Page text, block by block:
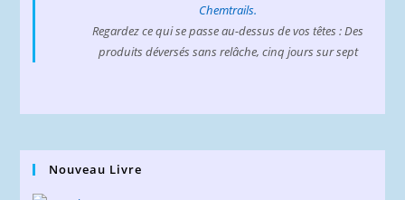
Chemtrails.
Regardez ce qui se passe au-dessus de vos têtes : Des
produits déversés sans relâche, cinq jours sur sept
Nouveau Livre